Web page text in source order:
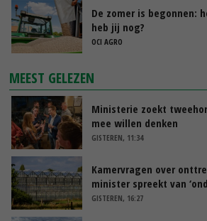
De zomer is begonnen:
heb jij nog?
OCI AGRO
MEEST GELEZEN
Ministerie zoekt
mee willen denken
GISTEREN, 11:34
Kamervragen over
minister spreekt van
GISTEREN, 16:27